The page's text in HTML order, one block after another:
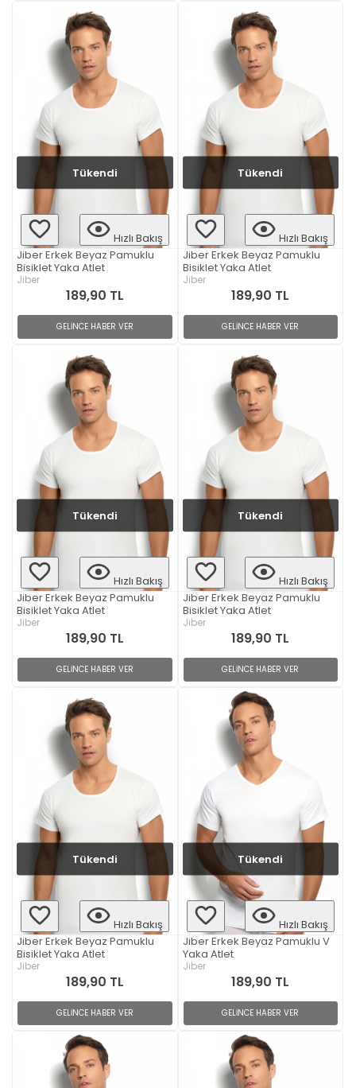
Tükendi
Hızlı Bakış
Jiber Erkek Beyaz Pamuklu
Bisiklet Yaka Atlet
Jiber
189,90 TL
GELİNCE HABER VER
Tükendi
Hızlı Bakış
Jiber Erkek Beyaz Pamuklu
Bisiklet Yaka Atlet
Jiber
189,90 TL
GELİNCE HABER VER
Tükendi
Hızlı Bakış
Jiber Erkek Beyaz Pamuklu
Bisiklet Yaka Atlet
Jiber
189,90 TL
GELİNCE HABER VER
Tükendi
Hızlı Bakış
Jiber Erkek Beyaz Pamuklu
Bisiklet Yaka Atlet
Jiber
189,90 TL
GELİNCE HABER VER
Tükendi
Hızlı Bakış
Jiber Erkek Beyaz Pamuklu
Bisiklet Yaka Atlet
Jiber
189,90 TL
GELİNCE HABER VER
Tükendi
Hızlı Bakış
Jiber Erkek Beyaz Pamuklu V
Yaka Atlet
Jiber
189,90 TL
GELİNCE HABER VER